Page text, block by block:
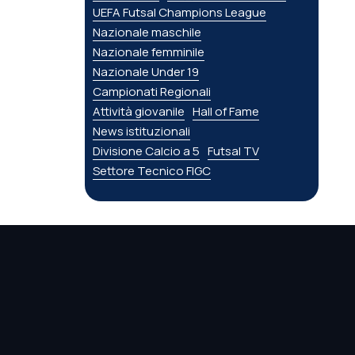
UEFA Futsal Champions League
Nazionale maschile
Nazionale femminile
Nazionale Under 19
Campionati Regionali
Attività giovanile Hall of Fame
News istituzionali
Divisione Calcio a 5 Futsal TV
Settore Tecnico FIGC